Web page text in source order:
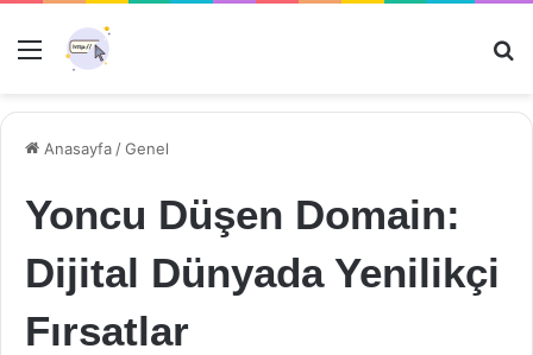
Menü
Anasayfa /Genel
Yoncu Düşen Domain:
Dijital Dünyada Yenilikçi
Fırsatlar